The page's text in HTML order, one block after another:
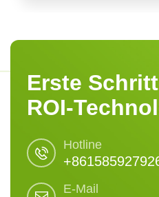
Erste
ROI-
Hotline
E-Mail